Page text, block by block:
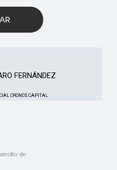
FERNÁNDEZ
CRONOS CAPITAL
de